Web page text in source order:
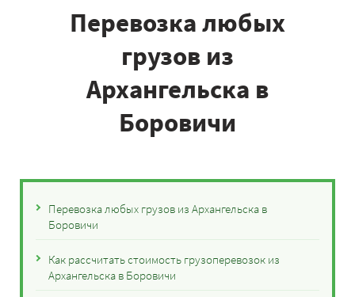
Перевозка любых
грузов из
Архангельска в
Боровичи
Перевозка любых грузов из Архангельска в
Боровичи
Как рассчитать стоимость грузоперевозок из
Архангельска в Боровичи